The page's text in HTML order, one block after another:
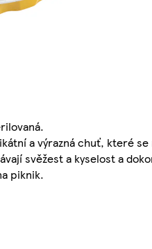
a výrazná chuť, které
svěžest a kyselost a
piknik.